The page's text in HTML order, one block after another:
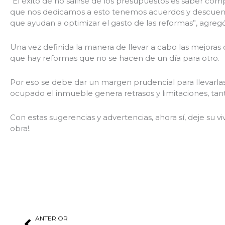
que nos dedicamos a esto tenemos acuerdos y
que ayudan a optimizar el gasto de las reformas”,
Una vez definida la manera de llevar a cabo las
que hay reformas que no se hacen de un día para otro.
Por eso se debe dar un margen prudencial para
ocupado el inmueble genera retrasos y limitaciones,
Con estas sugerencias y advertencias, ahora sí, deje su
obra!.
Prev
ANTERIOR